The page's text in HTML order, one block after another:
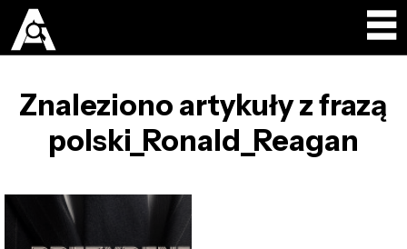
Znaleziono artykuły z frazą
polski_Ronald_Reagan